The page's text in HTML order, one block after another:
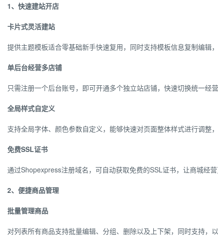
1、快速建站开店
卡片式灵活建站
提供主题模板适合零基础新手快速复用，同时支持模板信息复制编辑
单后台经营多店铺
只需注册一个后台账号，即可开通多个独立站店铺，快速切换统一经
全局样式自定义
支持全局字体、颜色参数自定义，能够快速对页面整体样式进行调整
免费SSL证书
通过Shopexpress注册域名，可自动获取免费的SSL证书，让商城经
2、便捷商品管理
批量管理商品
对列表所有商品支持批量编辑、分组、删除以及上下架，同时支持，